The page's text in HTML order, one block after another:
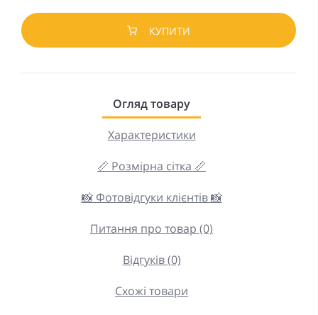
КУПИТИ
Огляд товару
Характеристики
📏 Розмірна сітка 📏
📸 Фотовідгуки клієнтів 📸
Питання про товар (0)
Відгуків (0)
Схожі товари